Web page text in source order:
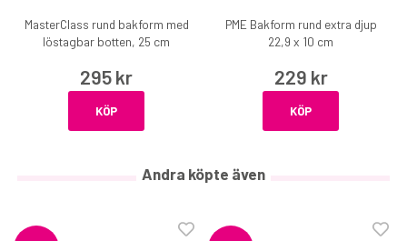
MasterClass rund bakform med
löstagbar botten, 25 cm
295 kr
KÖP
PME Bakform rund extra djup
22,9 x 10 cm
229 kr
KÖP
Andra köpte även